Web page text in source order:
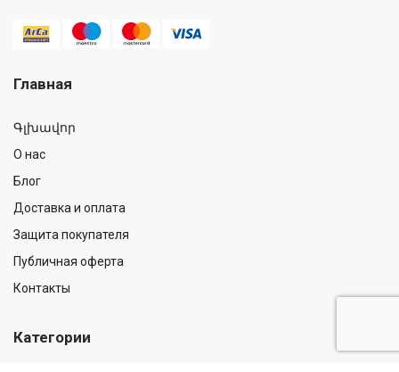
Главная
Գլխավոր
О нас
Блог
Доставка и оплата
Защита покупателя
Публичная оферта
Контакты
Категории